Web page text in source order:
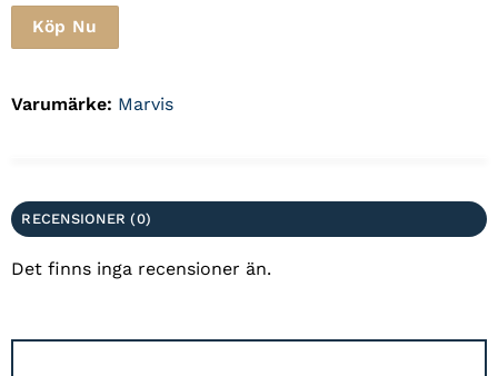
Köp Nu
Varumärke: Marvis
RECENSIONER (0)
Det finns inga recensioner än.